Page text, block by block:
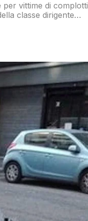
per vittime di complotti
classe dirigente